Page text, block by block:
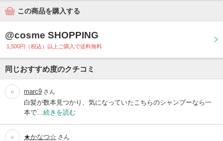
この商品を購入する
@cosme SHOPPING
1,500円（税込）以上ご購入で送料無料
同じおすすめ度のクチコミ
marc9 さん
白髪が数本見つかり、気になっていたこちらのシャンプーなら一
本で… 続きを読む
★かなつ☆ さん